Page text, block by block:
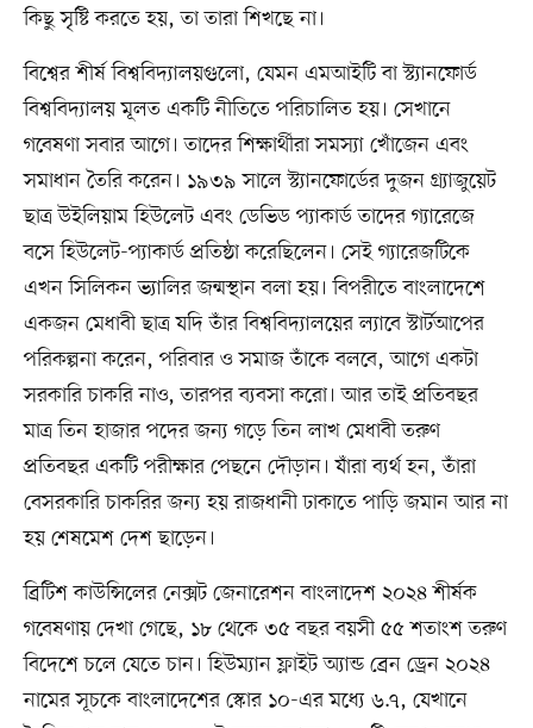
কিছু সৃষ্টি করতে হয়, তা তারা শিখছে না।
বিশ্বের শীর্ষ বিশ্ববিদ্যালয়গুলো, যেমন এমআইটি বা স্ট্যানফোর্ড
বিশ্ববিদ্যালয় মূলত একটি নীতিতে পরিচালিত হয়। সেখানে
গবেষণা সবার আগে। তাদের শিক্ষার্থীরা সমস্যা খোঁজেন এবং
সমাধান তৈরি করেন। ১৯৩৯ সালে স্ট্যানফোর্ডের দুজন গ্র্যাজুয়েট
ছাত্র উইলিয়াম হিউলেট এবং ডেভিড প্যাকার্ড তাদের গ্যারেজে
বসে হিউলেট-প্যাকার্ড প্রতিষ্ঠা করেছিলেন। সেই গ্যারেজটিকে
এখন সিলিকন ভ্যালির জন্মস্থান বলা হয়। বিপরীতে বাংলাদেশে
একজন মেধাবী ছাত্র যদি তাঁর বিশ্ববিদ্যালয়ের ল্যাবে স্টার্টআপের
পরিকল্পনা করেন, পরিবার ও সমাজ তাঁকে বলবে, আগে একটা
সরকারি চাকরি নাও, তারপর ব্যবসা করো। আর তাই প্রতিবছর
মাত্র তিন হাজার পদের জন্য গড়ে তিন লাখ মেধাবী তরুণ
প্রতিবছর একটি পরীক্ষার পেছনে দৌড়ান। যাঁরা ব্যর্থ হন, তাঁরা
বেসরকারি চাকরির জন্য হয় রাজধানী ঢাকাতে পাড়ি জমান আর না
হয় শেষমেশ দেশ ছাড়েন।
ব্রিটিশ কাউন্সিলের নেক্সট জেনারেশন বাংলাদেশ ২০২৪ শীর্ষক
গবেষণায় দেখা গেছে, ১৮ থেকে ৩৫ বছর বয়সী ৫৫ শতাংশ তরুণ
বিদেশে চলে যেতে চান। হিউম্যান ফ্লাইট অ্যান্ড ব্রেন ড্রেন ২০২৪
নামের সূচকে বাংলাদেশের স্কোর ১০-এর মধ্যে ৬.৭, যেখানে